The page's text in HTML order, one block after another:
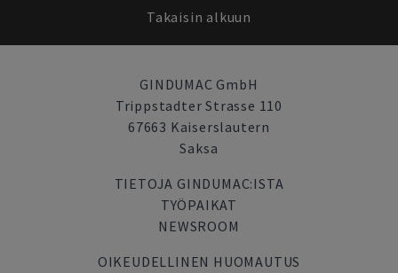
Takaisin alkuun
GINDUMAC GmbH
Trippstadter Strasse 110
67663 Kaiserslautern
Saksa
TIETOJA GINDUMAC:ISTA
TYÖPAIKAT
NEWSROOM
OIKEUDELLINEN HUOMAUTUS